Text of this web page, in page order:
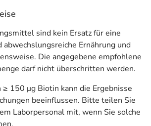
sind kein Ersatz für eine
abwechslungsreiche Ernährung und
Die angegebene empfohlene
darf nicht überschritten werden.
≥ 150 μg Biotin kann die Ergebnisse
beeinflussen. Bitte teilen Sie
Laborpersonal mit, wenn Sie solche